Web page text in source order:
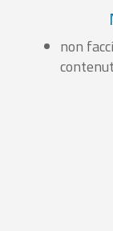
non